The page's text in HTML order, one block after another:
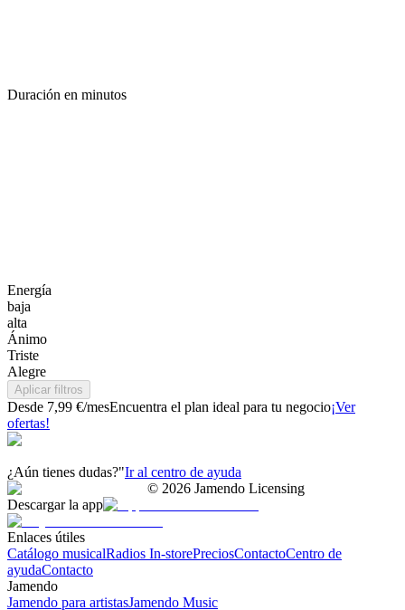
Duración en minutos
Energía
baja
alta
Ánimo
Triste
Alegre
Aplicar filtros
Desde 7,99 €/mesEncuentra el plan ideal para tu negocio¡Ver
ofertas!
¿Aún tienes dudas?"Ir al centro de ayuda
© 2026 Jamendo Licensing
Descargar la app
Enlaces útiles
Catálogo musicalRadios In-storePreciosContactoCentro de
ayudaContacto
Jamendo
Jamendo para artistasJamendo Music